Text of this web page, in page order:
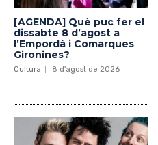
[AGENDA] Què puc fer el
dissabte 8 d’agost a
l’Empordà i Comarques
Gironines?
Cultura 8 d'agost de 2026